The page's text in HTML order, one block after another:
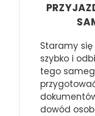
Staramy się
szybko i
tego
dowód